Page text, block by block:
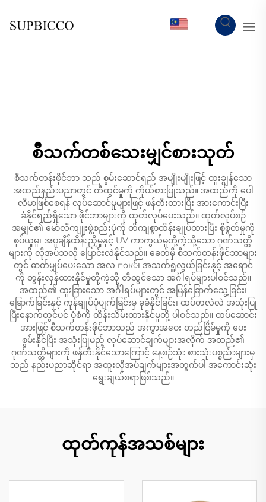
စီသက်တစ်သေးမျှင်စားသုတ်
စီသက်တန်းဖိုင်ဘာ သည် စွမ်းဆောင်ရည် အမျိုးမျိုးဖြင့် ထူးချွန်သော
အထည်နည်းပညာတွင် တီထွင်မှုကို ကိုယ်စားပြုသည်။ အထည်ကို ပေါ
လီမာဖြစ်စေရန် လုပ်ဆောင်မှုများဖြင့် ဖန်တီးထားပြီး အားကောင်းပြီး
ခံနိုင်ရည်ရှိသော ဖိုင်ဘာများကို ထုတ်လုပ်ပေးသည်။ ထုတ်လုပ်စဉ်
အမျှင်၏ မော်လီကျူးဖွဲ့စည်းပုံကို တိကျစွာထိန်းချုပ်ထားပြီး စိုစွတ်မှုကို
စုပ်ယူမှု၊ အပူချိန်ထိန်းညှိမှုနှင့် UV ကာကွယ်မှုတို့ကဲ့သို့သော ဂုဏ်သတ္တိ
များကို လိုအပ်သလို ပြောင်းလဲနိုင်သည်။ ခေတ်မှီ စီသက်တန်းဖိုင်ဘာများ
တွင် ဓာတ်မျှပ်ပေးသော အလ пок်၊ အသက်ရှူလွယ်ခြင်းနှင့် အရောင်
ကို တွန်းလှန်ထားနိုင်မှုတို့ကဲ့သို့ တီထွင်သော အင်္ဂါရပ်များပါဝင်သည်။
အထည်၏ ထူးခြားသော အင်္ဂါရပ်များတွင် အမြန်ခြောက်သွေ့ခြင်း၊
ခြောက်ခြင်းနှင့် ကုန်ချုပ်ပုံပျက်ခြင်းမှ ခုခံနိုင်ခြင်း၊ ထပ်တလဲလဲ အသုံးပြု
ပြီးနောက်တွင်ပင် ပုံစံကို ထိန်းသိမ်းထားနိုင်မှုတို့ ပါဝင်သည်။ ထပ်ဆောင်း
အားဖြင့် စီသက်တန်းဖိုင်ဘာသည် အကွာအဝေး တည်ငြိမ်မှုကို ပေး
စွမ်းနိုင်ပြီး အသုံးပြုမည့် လုပ်ဆောင်ချက်များအလိုက် အထည်၏
ဂုဏ်သတ္တိများကို ဖန်တီးနိုင်သောကြောင့် နေ့စဉ်သုံး စားသုံးပစ္စည်းများမှ
သည် နည်းပညာဆိုင်ရာ အထူးလိုအပ်ချက်များအတွက်ပါ အကောင်းဆုံး
ရွေးချယ်စရာဖြစ်သည်။
ထုတ်ကုန်အသစ်များ